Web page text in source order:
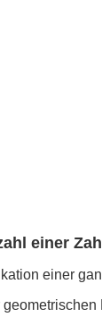
einer
einer